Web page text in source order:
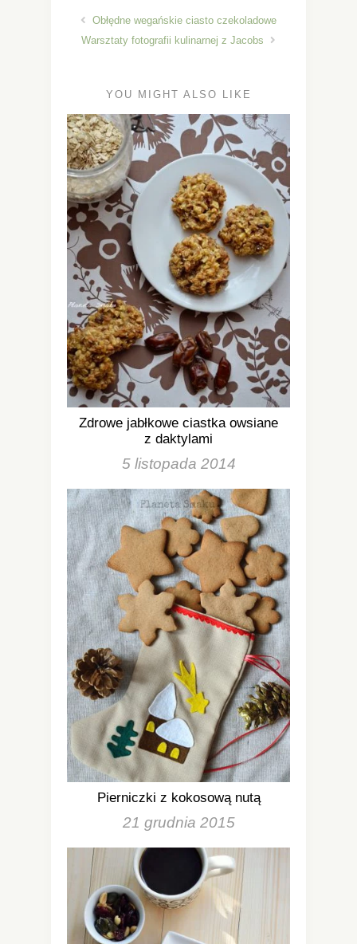
Obłędne wegańskie ciasto czekoladowe
Warsztaty fotografii kulinarnej z Jacobs
YOU MIGHT ALSO LIKE
Zdrowe jabłkowe ciastka owsiane
z daktylami
5 listopada 2014
Pierniczki z kokosową nutą
21 grudnia 2015